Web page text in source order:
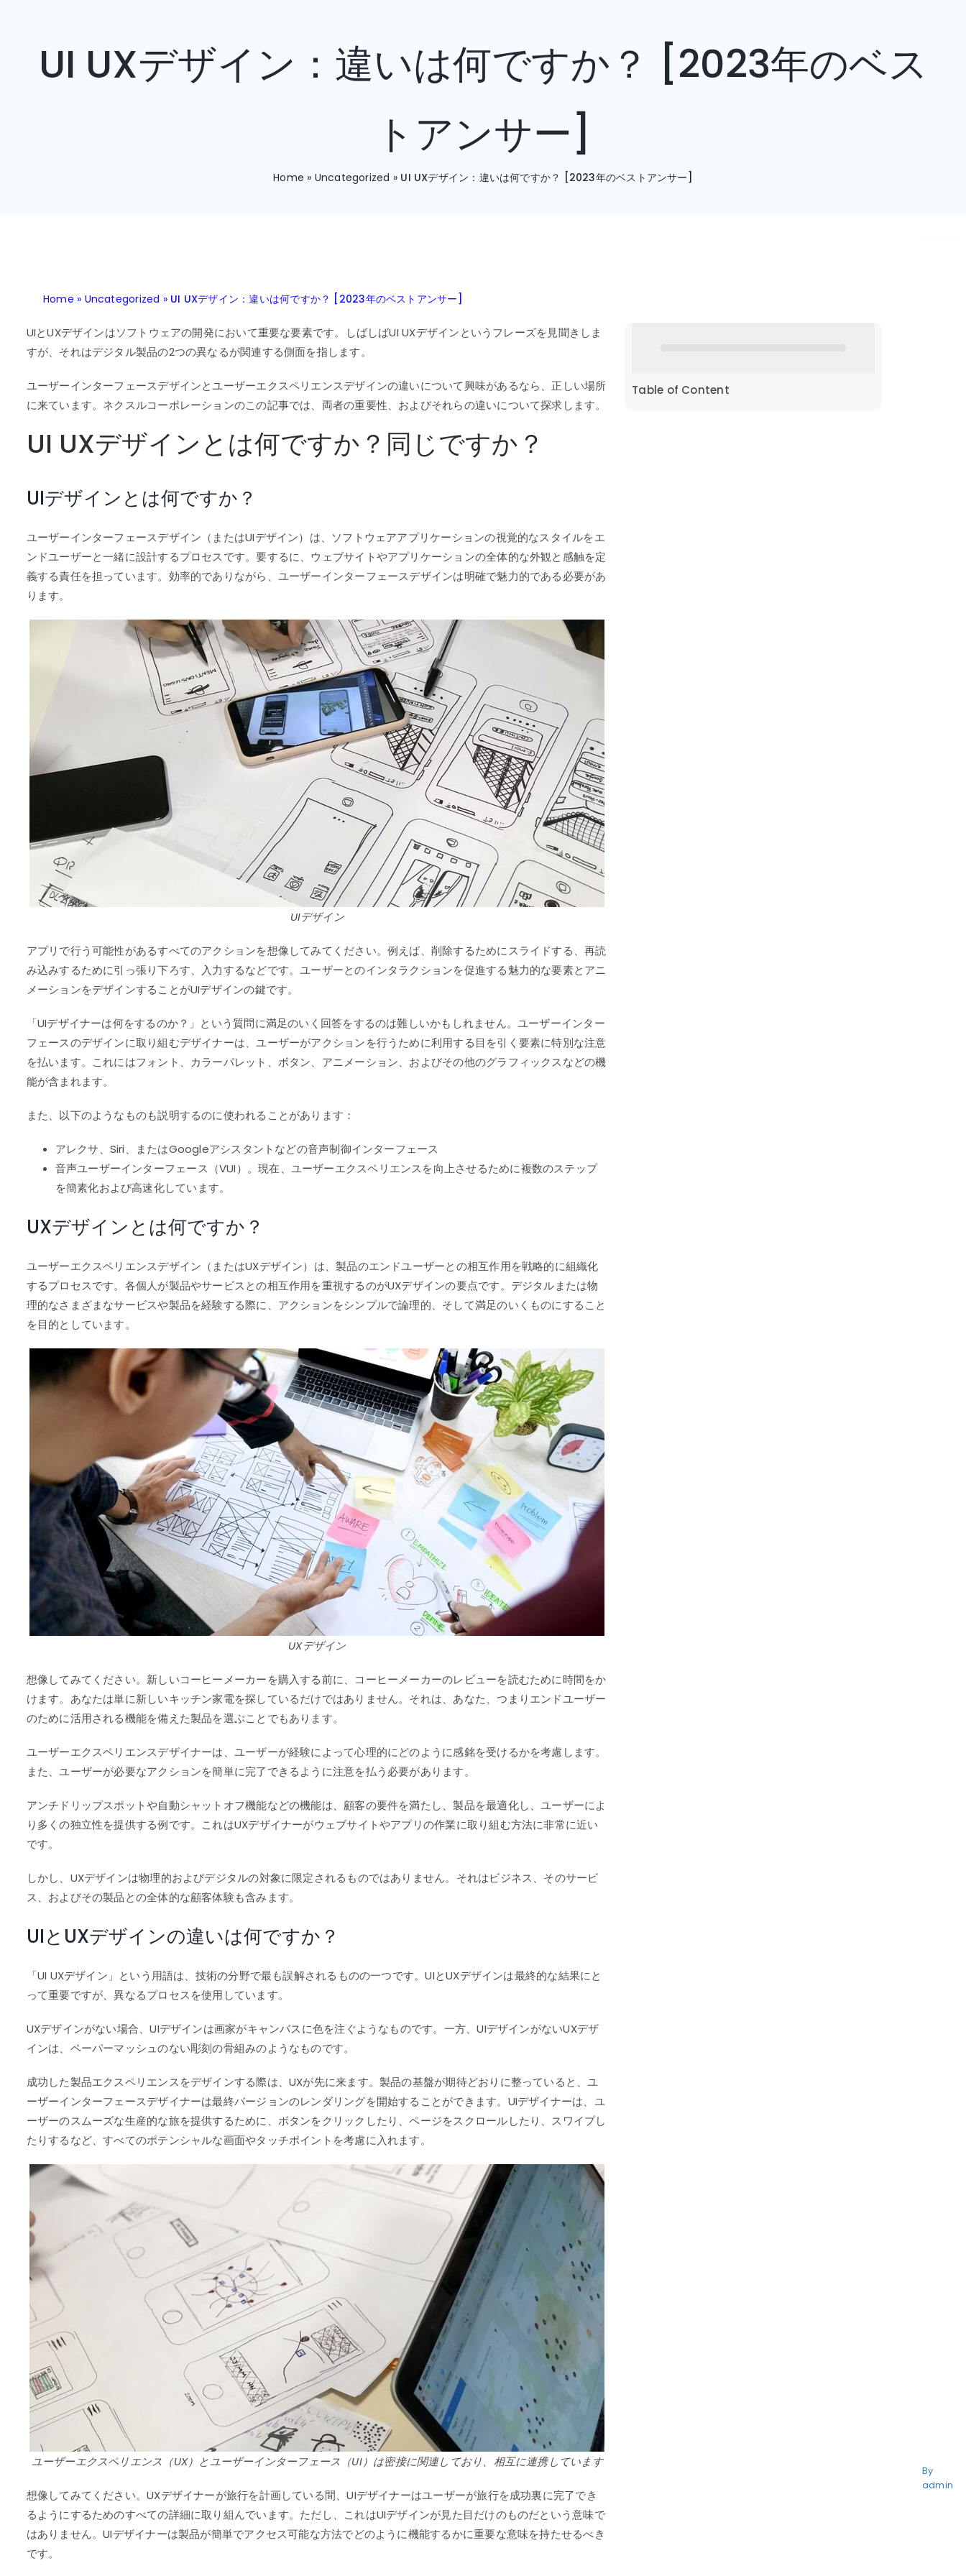
contentUI UXデザイン：違いは何ですか？ [2023年のベス
トアンサー]
Home » Uncategorized » UI UXデザイン：違いは何ですか？ [2023年のベストアンサー]
Home » Uncategorized » UI UXデザイン：違いは何ですか？ [2023年のベストアンサー]
UIとUXデザインはソフトウェアの開発において重要な要素です。しばしばUI UXデザインというフレーズを見聞きしま
すが、それはデジタル製品の2つの異なるが関連する側面を指します。
ユーザーインターフェースデザインとユーザーエクスペリエンスデザインの違いについて興味があるなら、正しい場所
に来ています。ネクスルコーポレーションのこの記事では、両者の重要性、およびそれらの違いについて探求します。
UI UXデザインとは何ですか？同じですか？
UIデザインとは何ですか？
ユーザーインターフェースデザイン（またはUIデザイン）は、ソフトウェアアプリケーションの視覚的なスタイルをエ
ンドユーザーと一緒に設計するプロセスです。要するに、ウェブサイトやアプリケーションの全体的な外観と感触を定
義する責任を担っています。効率的でありながら、ユーザーインターフェースデザインは明確で魅力的である必要があ
ります。
UIデザイン
アプリで行う可能性があるすべてのアクションを想像してみてください。例えば、削除するためにスライドする、再読
み込みするために引っ張り下ろす、入力するなどです。ユーザーとのインタラクションを促進する魅力的な要素とアニ
メーションをデザインすることがUIデザインの鍵です。
「UIデザイナーは何をするのか？」という質問に満足のいく回答をするのは難しいかもしれません。ユーザーインター
フェースのデザインに取り組むデザイナーは、ユーザーがアクションを行うために利用する目を引く要素に特別な注意
を払います。これにはフォント、カラーパレット、ボタン、アニメーション、およびその他のグラフィックスなどの機
能が含まれます。
また、以下のようなものも説明するのに使われることがあります：
アレクサ、Siri、またはGoogleアシスタントなどの音声制御インターフェース
音声ユーザーインターフェース（VUI）。現在、ユーザーエクスペリエンスを向上させるために複数のステップ
を簡素化および高速化しています。
UXデザインとは何ですか？
ユーザーエクスペリエンスデザイン（またはUXデザイン）は、製品のエンドユーザーとの相互作用を戦略的に組織化
するプロセスです。各個人が製品やサービスとの相互作用を重視するのがUXデザインの要点です。デジタルまたは物
理的なさまざまなサービスや製品を経験する際に、アクションをシンプルで論理的、そして満足のいくものにすること
を目的としています。
UXデザイン
想像してみてください。新しいコーヒーメーカーを購入する前に、コーヒーメーカーのレビューを読むために時間をか
けます。あなたは単に新しいキッチン家電を探しているだけではありません。それは、あなた、つまりエンドユーザー
のために活用される機能を備えた製品を選ぶことでもあります。
ユーザーエクスペリエンスデザイナーは、ユーザーが経験によって心理的にどのように感銘を受けるかを考慮します。
また、ユーザーが必要なアクションを簡単に完了できるように注意を払う必要があります。
アンチドリップスポットや自動シャットオフ機能などの機能は、顧客の要件を満たし、製品を最適化し、ユーザーによ
り多くの独立性を提供する例です。これはUXデザイナーがウェブサイトやアプリの作業に取り組む方法に非常に近い
です。
しかし、UXデザインは物理的およびデジタルの対象に限定されるものではありません。それはビジネス、そのサービ
ス、およびその製品との全体的な顧客体験も含みます。
UIとUXデザインの違いは何ですか？
「UI UXデザイン」という用語は、技術の分野で最も誤解されるものの一つです。UIとUXデザインは最終的な結果にと
って重要ですが、異なるプロセスを使用しています。
UXデザインがない場合、UIデザインは画家がキャンバスに色を注ぐようなものです。一方、UIデザインがないUXデザ
インは、ペーパーマッシュのない彫刻の骨組みのようなものです。
成功した製品エクスペリエンスをデザインする際は、UXが先に来ます。製品の基盤が期待どおりに整っていると、ユ
ーザーインターフェースデザイナーは最終バージョンのレンダリングを開始することができます。UIデザイナーは、ユ
ーザーのスムーズな生産的な旅を提供するために、ボタンをクリックしたり、ページをスクロールしたり、スワイプし
たりするなど、すべてのポテンシャルな画面やタッチポイントを考慮に入れます。
ユーザーエクスペリエンス（UX）とユーザーインターフェース（UI）は密接に関連しており、相互に連携しています
想像してみてください。UXデザイナーが旅行を計画している間、UIデザイナーはユーザーが旅行を成功裏に完了でき
るようにするためのすべての詳細に取り組んでいます。ただし、これはUIデザインが見た目だけのものだという意味で
はありません。UIデザイナーは製品が簡単でアクセス可能な方法でどのように機能するかに重要な意味を持たせるべき
です。
Table of Content
By
admin